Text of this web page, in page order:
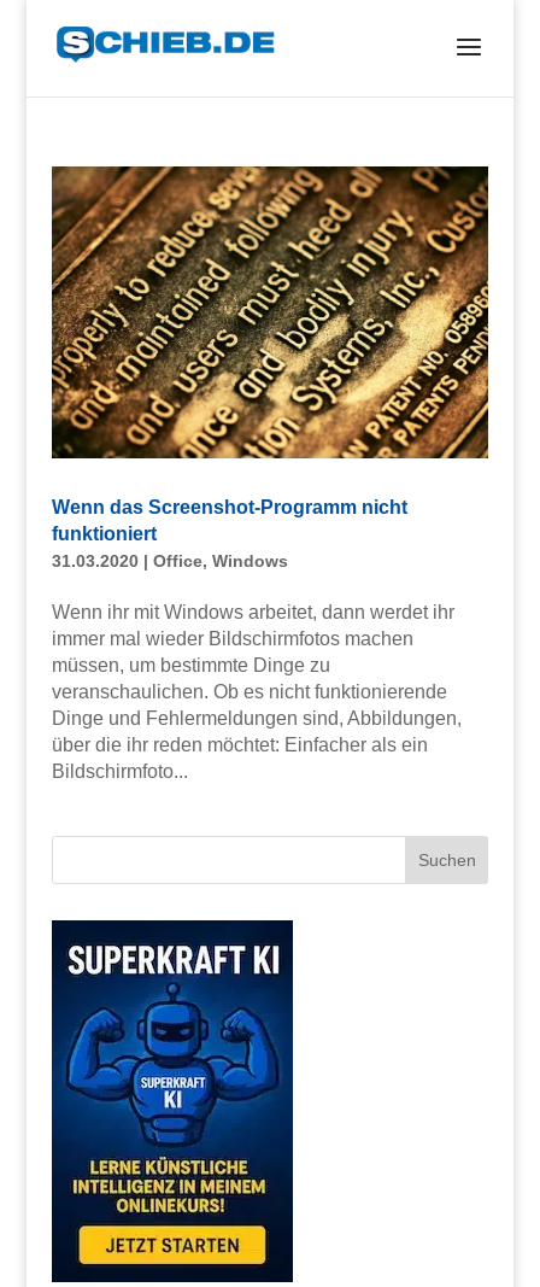
Wenn das Screenshot-Programm nicht
funktioniert
31.03.2020| Office, Windows
Wenn ihr mit Windows arbeitet, dann werdet ihr
immer mal wieder Bildschirmfotos machen
müssen, um bestimmte Dinge zu
veranschaulichen. Ob es nicht funktionierende
Dinge und Fehlermeldungen sind, Abbildungen,
über die ihr reden möchtet: Einfacher als ein
Bildschirmfoto...